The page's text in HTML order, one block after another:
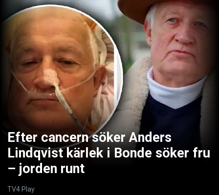
Efter cancern söker Anders
Lindqvist kärlek i Bonde söker fru
– jorden runt
TV4 Play